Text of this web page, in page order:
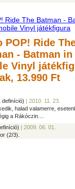
POP! Ride
- Batman in
Vinyl
13.990 Ft
definíció) | 2010. 11. 23.
halad valamerre,
a Rákóczin....
| 2009. 06. 01.
(2/3).